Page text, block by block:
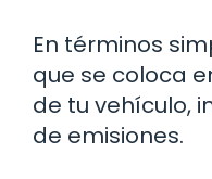
En términos
que se coloca
de tu vehículo,
de emisiones.